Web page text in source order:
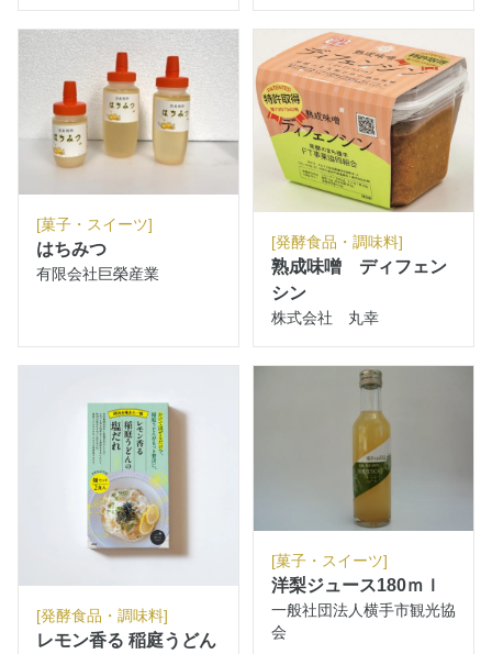
[菓子・スイーツ]
はちみつ
有限会社巨榮産業
[発酵食品・調味料]
熟成味噌 ディフェン
シン
株式会社 丸幸
[発酵食品・調味料]
レモン香る 稲庭うどん
[菓子・スイーツ]
洋梨ジュース180ｍｌ
一般社団法人横手市観光協
会